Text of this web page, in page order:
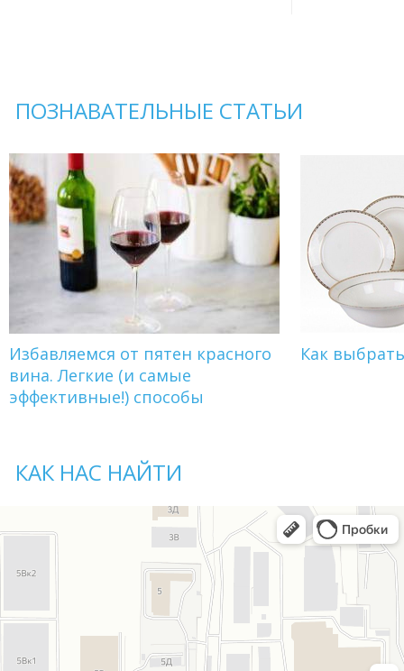
ПОЗНАВАТЕЛЬНЫЕ СТАТЬИ
Избавляемся от пятен красного
вина. Легкие (и самые
эффективные!) способы
Как
КАК НАС НАЙТИ